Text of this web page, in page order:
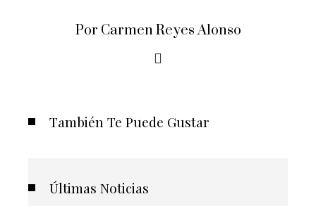
Por Carmen Reyes Alonso
También Te Puede Gustar
Últimas Noticias